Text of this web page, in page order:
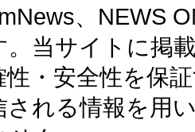
、NEWS
。当サイトに掲
・安全性を保
れる情報を用